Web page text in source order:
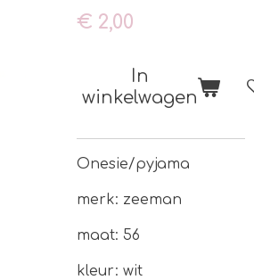
€ 2,00
In
winkelwagen
Onesie/pyjama
merk: zeeman
maat: 56
kleur: wit